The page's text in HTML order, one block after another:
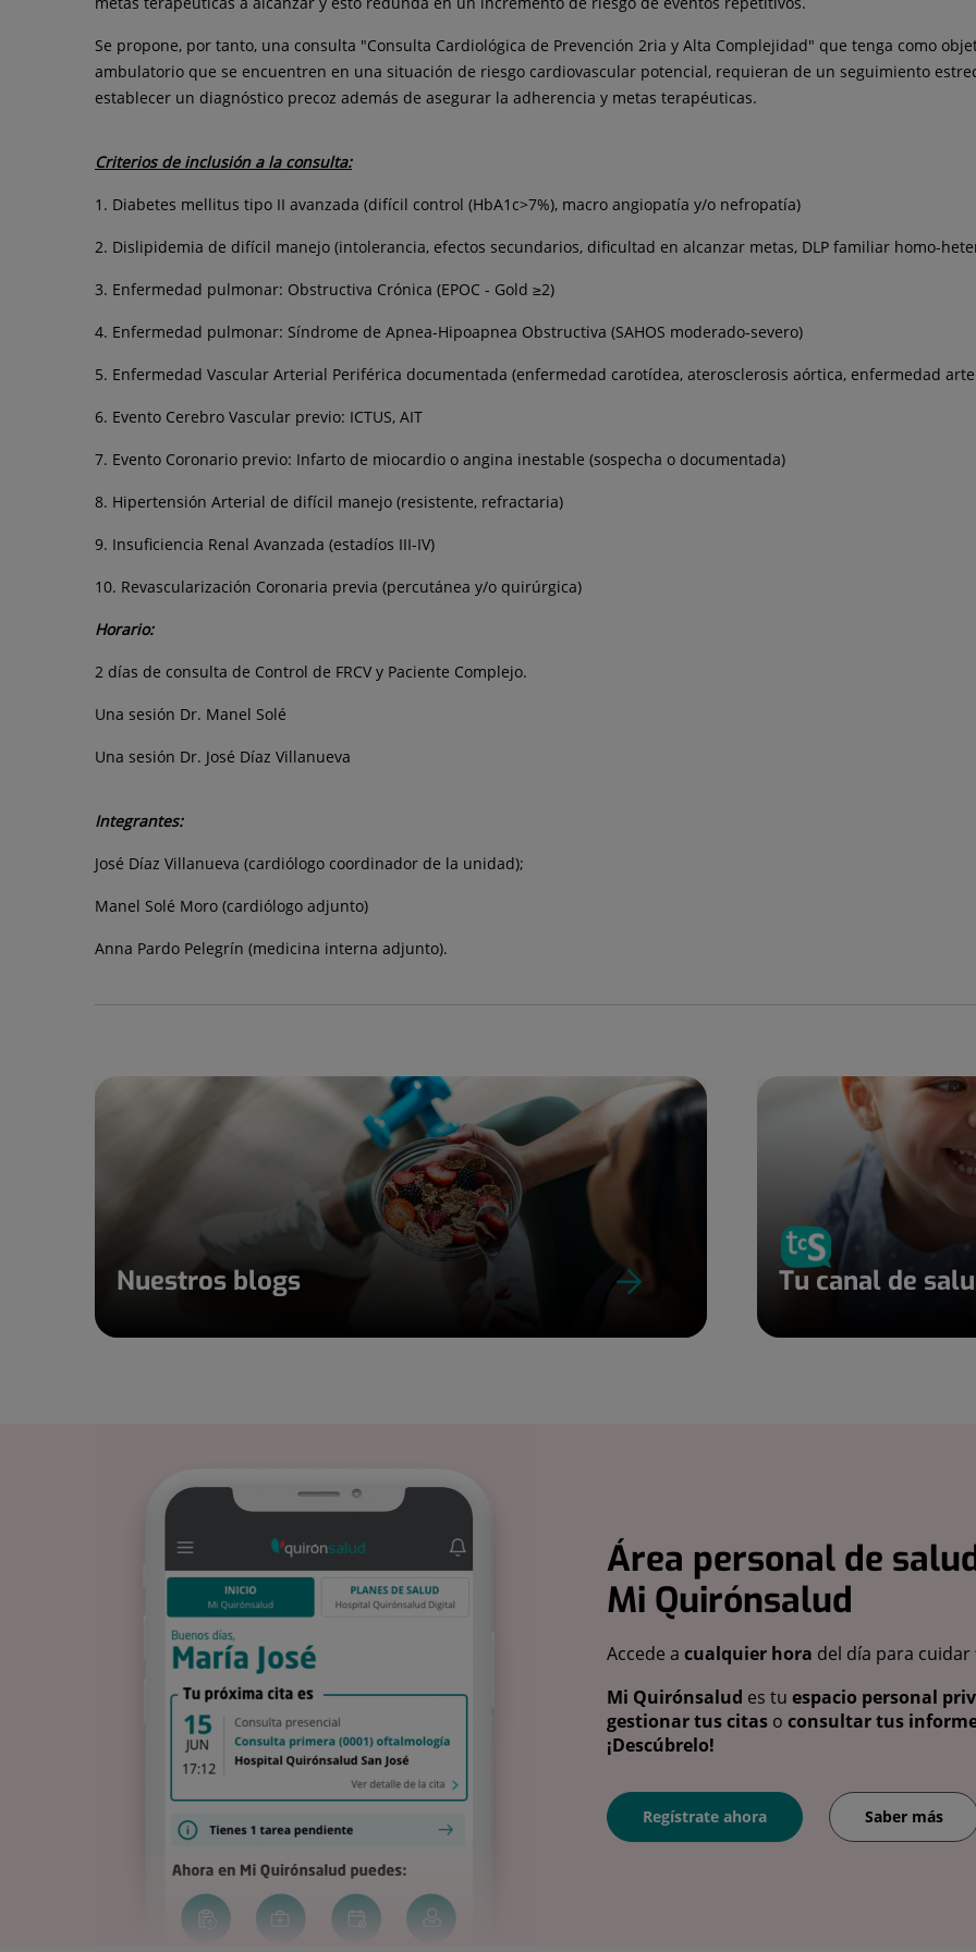
Se propone, por tanto, una consulta "Consulta Cardiológica de Prevención 2ria y Alta Complejidad" que tenga como
ambulatorio que se encuentren en una situación de riesgo cardiovascular potencial, requieran de un seguimiento
establecer un diagnóstico precoz además de asegurar la adherencia y metas terapéuticas.
Criterios de inclusión a la consulta:
1. Diabetes mellitus tipo II avanzada (difícil control (HbA1c>7%), macro angiopatía y/o nefropatía)
2. Dislipidemia de difícil manejo (intolerancia, efectos secundarios, dificultad en alcanzar metas, DLP familiar homo-
3. Enfermedad pulmonar: Obstructiva Crónica (EPOC - Gold ≥2)
4. Enfermedad pulmonar: Síndrome de Apnea-Hipoapnea Obstructiva (SAHOS moderado-severo)
5. Enfermedad Vascular Arterial Periférica documentada (enfermedad carotídea, aterosclerosis aórtica, enfermedad
6. Evento Cerebro Vascular previo: ICTUS, AIT
7. Evento Coronario previo: Infarto de miocardio o angina inestable (sospecha o documentada)
8. Hipertensión Arterial de difícil manejo (resistente, refractaria)
9. Insuficiencia Renal Avanzada (estadíos III-IV)
10. Revascularización Coronaria previa (percutánea y/o quirúrgica)
Horario:
2 días de consulta de Control de FRCV y Paciente Complejo.
Una sesión Dr. Manel Solé
Una sesión Dr. José Díaz Villanueva
Integrantes:
José Díaz Villanueva (cardiólogo coordinador de la unidad);
Manel Solé Moro (cardiólogo adjunto)
Anna Pardo Pelegrín (medicina interna adjunto).
Nuestros blogs Tu canal de
Área personal de
Mi Quirónsalud
Accede a cualquier hora del día para cuidar
Mi Quirónsalud es tu espacio personal
gestionar tus citas o consultar tus
¡Descúbrelo!
Regístrate ahora Saber más